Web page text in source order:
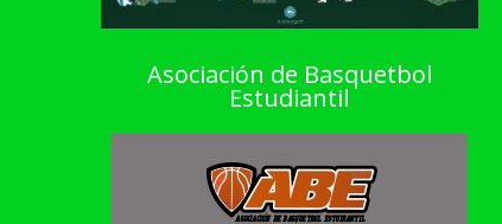
Asociación de Basquetbol
Estudiantil